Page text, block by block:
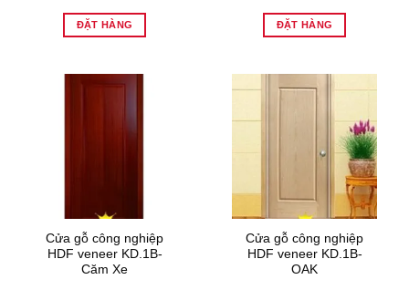
ĐẶT HÀNG ĐẶT HÀNG
Cửa gỗ công nghiệp
HDF veneer KD.1B-
Căm Xe
Cửa gỗ công nghiệp
HDF veneer KD.1B-
OAK